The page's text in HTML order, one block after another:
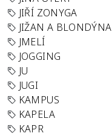
JIŘÍ ZONYGA
JIŽAN A BLONDÝNA
JMELÍ
JOGGING
JU
JUGI
KAMPUS
KAPELA
KAPR